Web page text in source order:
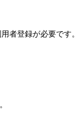
者登録が必要です。